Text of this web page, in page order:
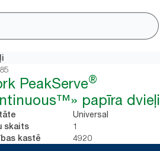
PeakServe®
papīra dvieļi
Universal
skaits 1
kastē
4920